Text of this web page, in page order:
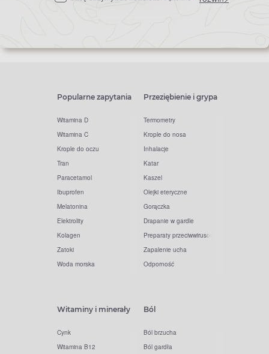
Popularne zapytania
Witamina D
Witamina C
Krople do oczu
Tran
Paracetamol
Ibuprofen
Melatonina
Elektrolity
Kolagen
Zatoki
Woda morska
Przeziębienie i grypa
Termometry
Krople do nosa
Inhalacje
Katar
Kaszel
Olejki eteryczne
Gorączka
Drapanie w gardle
Preparaty przeciwwirusowe
Zapalenie ucha
Odporność
Witaminy i minerały
Cynk
Witamina B12
Ból
Ból brzucha
Ból gardła